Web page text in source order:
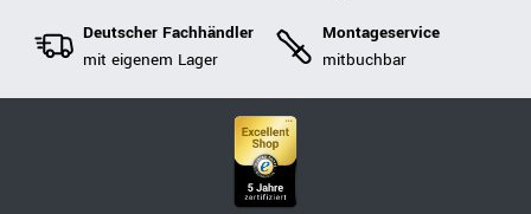
Deutscher Fachhändler
mit eigenem Lager
Montageservice
mitbuchbar